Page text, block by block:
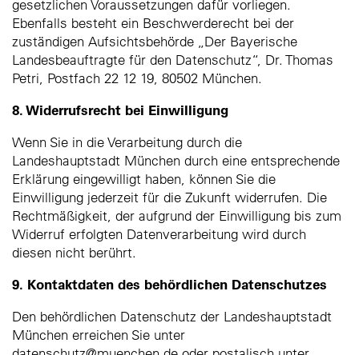
gesetzlichen Voraussetzungen dafür vorliegen.
Ebenfalls besteht ein Beschwerderecht bei der
zuständigen Aufsichtsbehörde „Der Bayerische
Landesbeauftragte für den Datenschutz“, Dr. Thomas
Petri, Postfach 22 12 19, 80502 München.
8. Widerrufsrecht bei Einwilligung
Wenn Sie in die Verarbeitung durch die
Landeshauptstadt München durch eine entsprechende
Erklärung eingewilligt haben, können Sie die
Einwilligung jederzeit für die Zukunft widerrufen. Die
Rechtmäßigkeit, der aufgrund der Einwilligung bis zum
Widerruf erfolgten Datenverarbeitung wird durch
diesen nicht berührt.
9. Kontaktdaten des behördlichen Datenschutzes
Den behördlichen Datenschutz der Landeshauptstadt
München erreichen Sie unter